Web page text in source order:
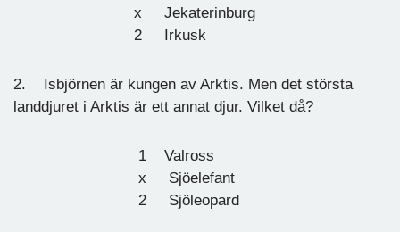
x Jekaterinburg
2 Irkusk
2. Isbjörnen är kungen av Arktis. Men det största
landdjuret i Arktis är ett annat djur. Vilket då?
1 Valross
x Sjöelefant
2 Sjöleopard